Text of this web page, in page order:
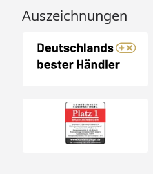
Auszeichnungen